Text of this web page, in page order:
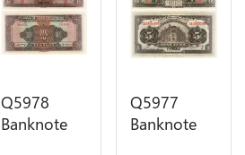
Q5978
Banknote
Q5977
Banknote